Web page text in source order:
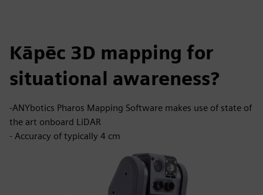
Kāpēc 3D mapping for
situational awareness?
-ANYbotics Pharos Mapping Software makes use of state of
the art onboard LiDAR
- Accuracy of typically 4 cm